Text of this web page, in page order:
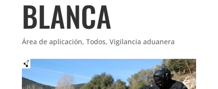
BLANCA
Área de aplicación, Todos, Vigilancia aduanera